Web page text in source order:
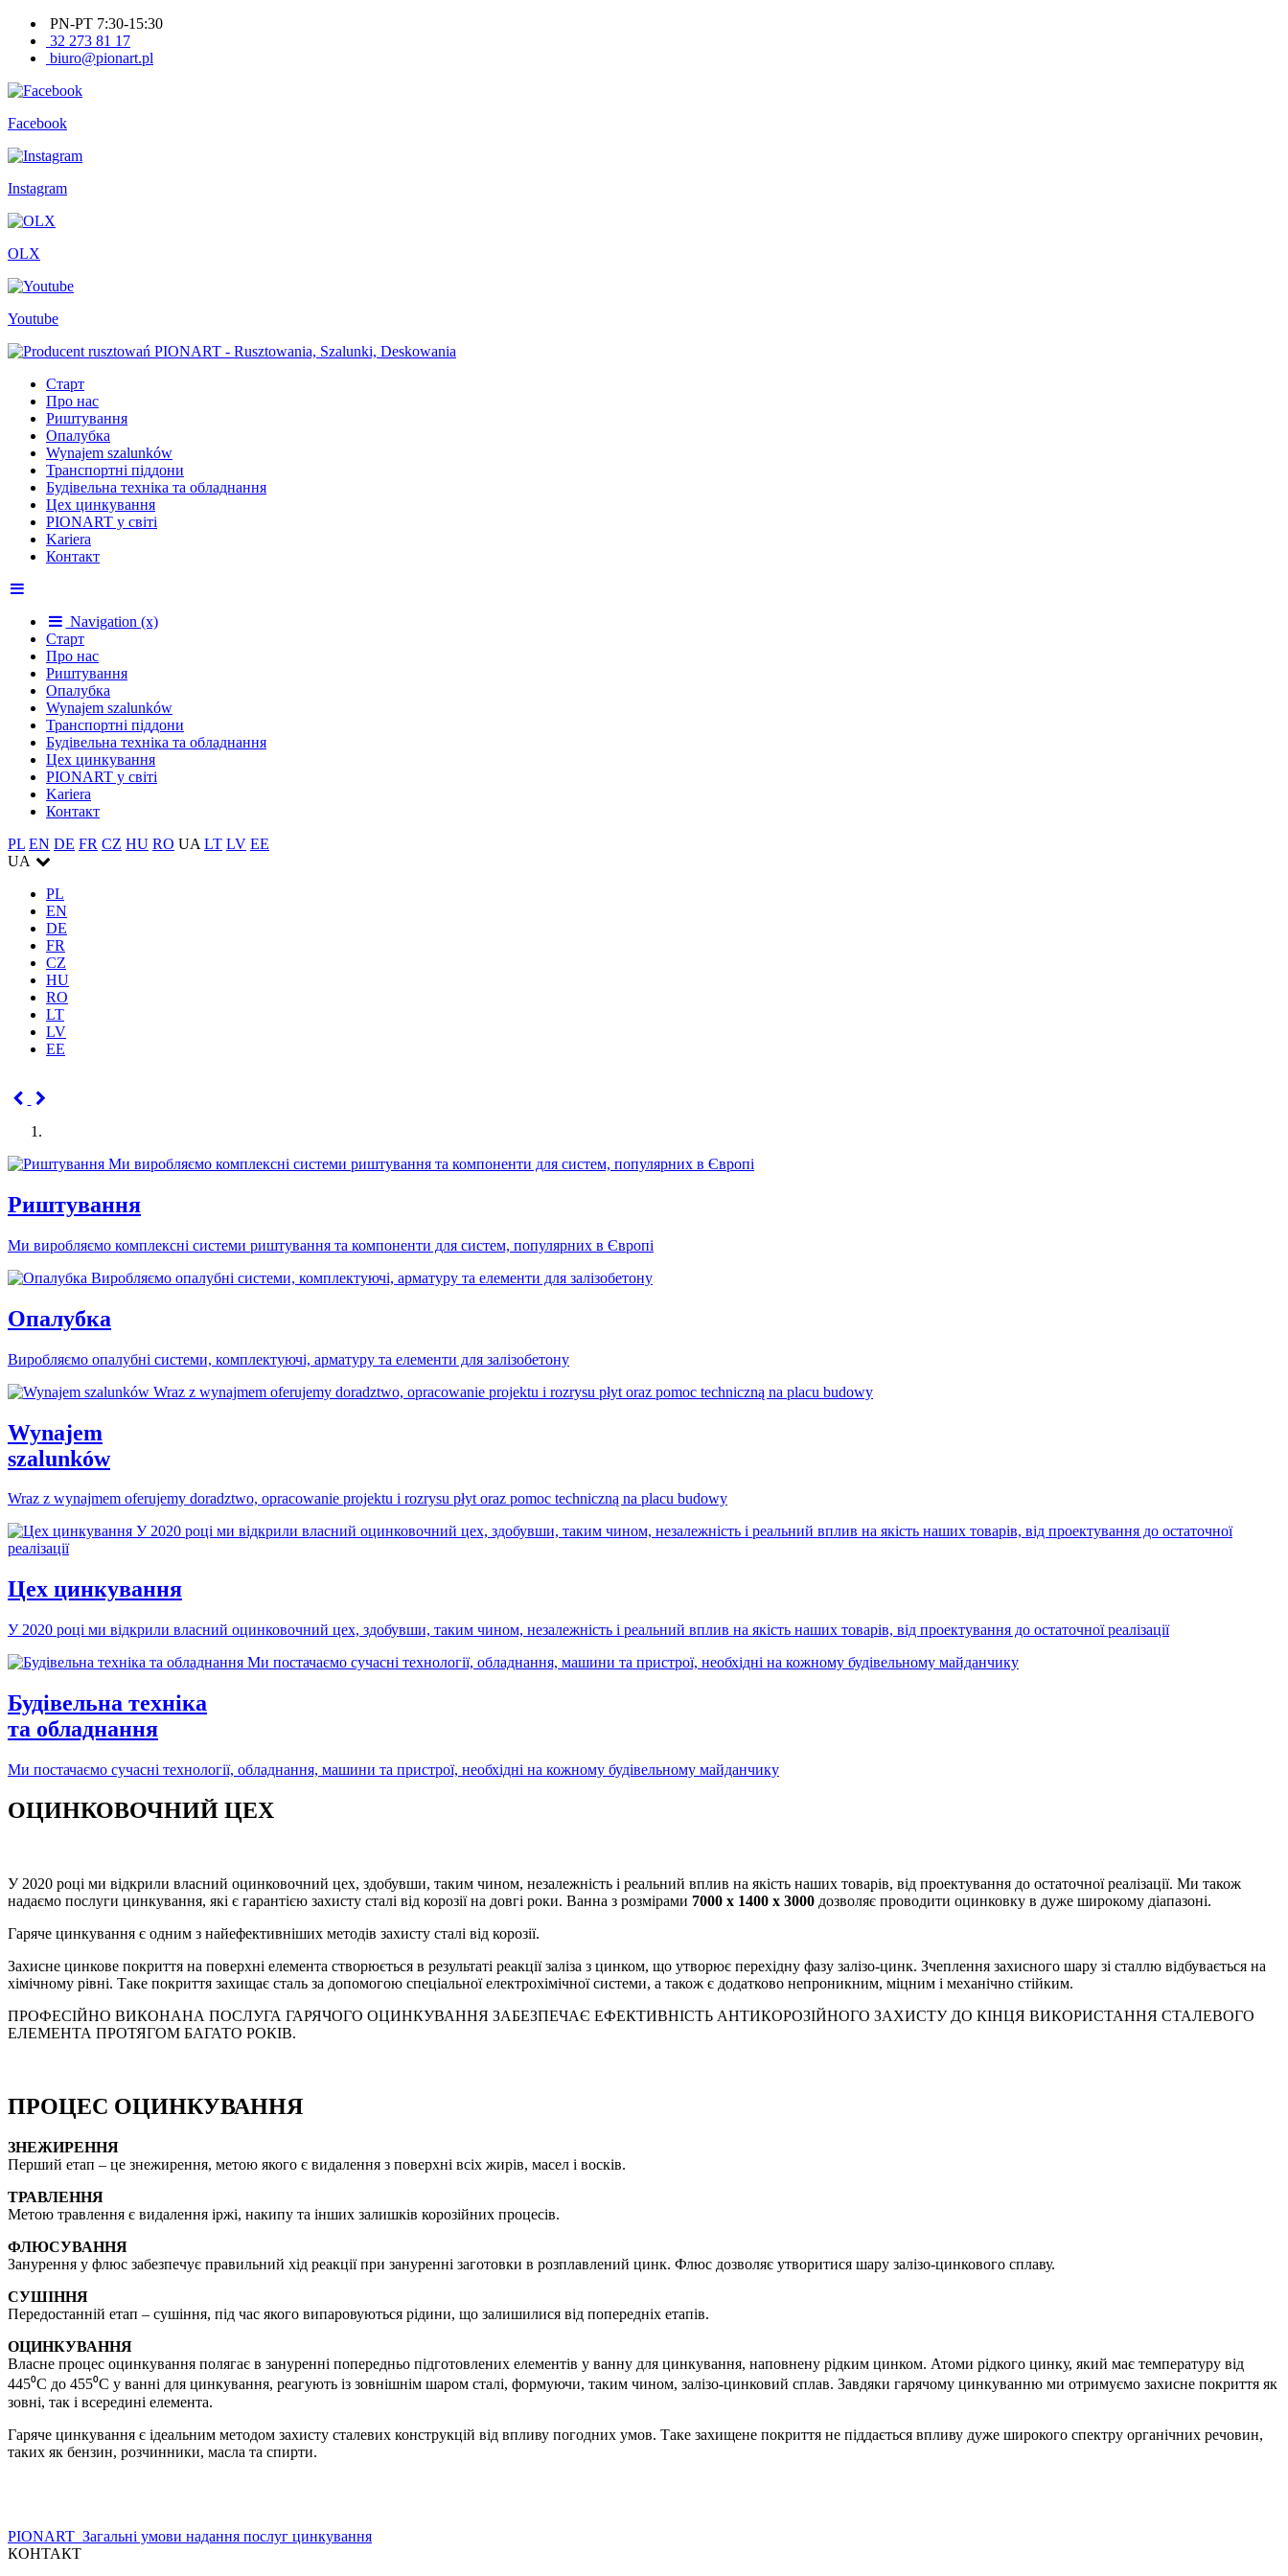
PN-PT 7:30-15:30
32 273 81 17
biuro@pionart.pl
Facebook
Instagram
OLX
Youtube
Старт
Про нас
Риштування
Опалубка
Wynajem szalunków
Транспортні піддони
Будівельна техніка та обладнання
Цех цинкування
PIONART у світі
Kariera
Контакт
Navigation (x)
Старт
Про нас
Риштування
Опалубка
Wynajem szalunków
Транспортні піддони
Будівельна техніка та обладнання
Цех цинкування
PIONART у світі
Kariera
Контакт
PL EN DE FR CZ HU RO UA LT LV EE
UA
PL
EN
DE
FR
CZ
HU
RO
LT
LV
EE
Риштування
Ми виробляємо комплексні системи риштування та компоненти для систем, популярних в Європі
Опалубка
Виробляємо опалубні системи, комплектуючі, арматуру та елементи для залізобетону
Wynajem
szalunków
Wraz z wynajmem oferujemy doradztwo, opracowanie projektu i rozrysu płyt oraz pomoc techniczną na placu budowy
Цех цинкування
У 2020 році ми відкрили власний оцинковочний цех, здобувши, таким чином, незалежність і реальний вплив на якість наших товарів, від проектування до остаточної реалізації
Будівельна техніка
та обладнання
Ми постачаємо сучасні технології, обладнання, машини та пристрої, необхідні на кожному будівельному майданчику
ОЦИНКОВОЧНИЙ ЦЕХ
У 2020 році ми відкрили власний оцинковочний цех, здобувши, таким чином, незалежність і реальний вплив на якість наших товарів, від проектування до остаточної реалізації. Ми також
надаємо послуги цинкування, які є гарантією захисту сталі від корозії на довгі роки. Ванна з розмірами 7000 x 1400 x 3000 дозволяє проводити оцинковку в дуже широкому діапазоні.
Гаряче цинкування є одним з найефективніших методів захисту сталі від корозії.
Захисне цинкове покриття на поверхні елемента створюється в результаті реакції заліза з цинком, що утворює перехідну фазу залізо-цинк. Зчеплення захисного шару зі сталлю відбувається на
хімічному рівні. Таке покриття захищає сталь за допомогою спеціальної електрохімічної системи, а також є додатково непроникним, міцним і механічно стійким.
ПРОФЕСІЙНО ВИКОНАНА ПОСЛУГА ГАРЯЧОГО ОЦИНКУВАННЯ ЗАБЕЗПЕЧАЄ ЕФЕКТИВНІСТЬ АНТИКОРОЗІЙНОГО ЗАХИСТУ ДО КІНЦЯ ВИКОРИСТАННЯ СТАЛЕВОГО
ЕЛЕМЕНТА ПРОТЯГОМ БАГАТО РОКІВ.
ПРОЦЕС ОЦИНКУВАННЯ
ЗНЕЖИРЕННЯ
Перший етап – це знежирення, метою якого є видалення з поверхні всіх жирів, масел і восків.
ТРАВЛЕННЯ
Метою травлення є видалення іржі, накипу та інших залишків корозійних процесів.
ФЛЮСУВАННЯ
Занурення у флюс забезпечує правильний хід реакції при зануренні заготовки в розплавлений цинк. Флюс дозволяє утворитися шару залізо-цинкового сплаву.
СУШІННЯ
Передостанній етап – сушіння, під час якого випаровуються рідини, що залишилися від попередніх етапів.
ОЦИНКУВАННЯ
Власне процес оцинкування полягає в зануренні попередньо підготовлених елементів у ванну для цинкування, наповнену рідким цинком. Атоми рідкого цинку, який має температуру від
445⁰C до 455⁰C у ванні для цинкування, реагують із зовнішнім шаром сталі, формуючи, таким чином, залізо-цинковий сплав. Завдяки гарячому цинкуванню ми отримуємо захисне покриття як
зовні, так і всередині елемента.
Гаряче цинкування є ідеальним методом захисту сталевих конструкцій від впливу погодних умов. Таке захищене покриття не піддається впливу дуже широкого спектру органічних речовин,
таких як бензин, розчинники, масла та спирти.
PIONART_Загальні умови надання послуг цинкування
КОНТАКТ